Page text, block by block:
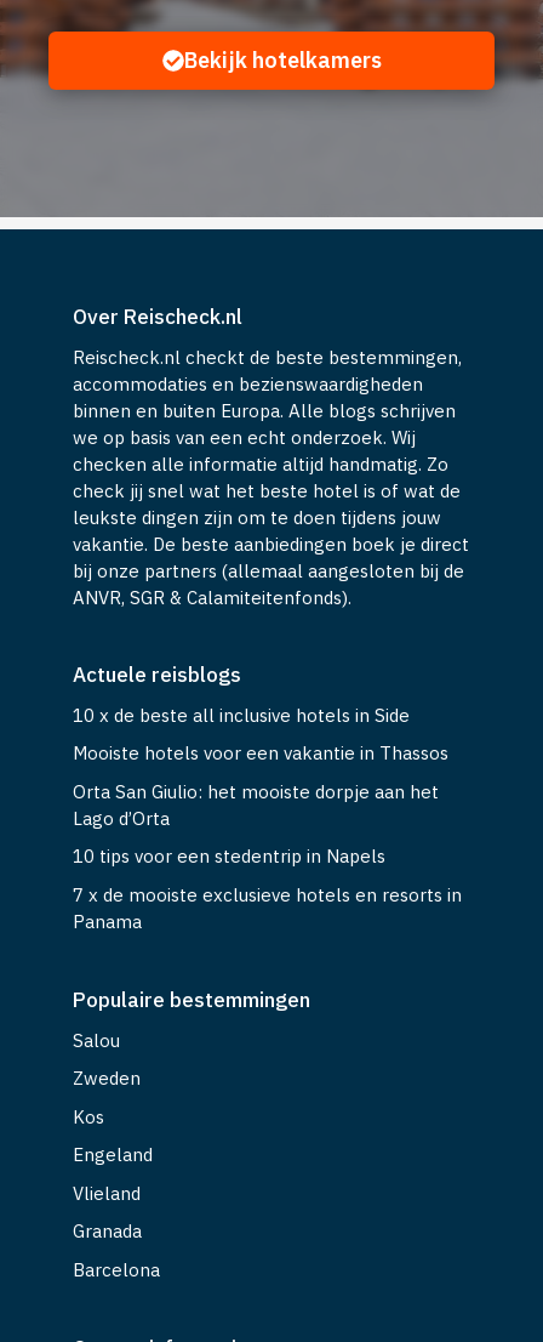
Bekijk hotelkamers
Over Reischeck.nl
Reischeck.nl checkt de beste bestemmingen,
accommodaties en bezienswaardigheden
binnen en buiten Europa. Alle blogs schrijven
we op basis van een echt onderzoek. Wij
checken alle informatie altijd handmatig. Zo
check jij snel wat het beste hotel is of wat de
leukste dingen zijn om te doen tijdens jouw
vakantie. De beste aanbiedingen boek je direct
bij onze partners (allemaal aangesloten bij de
ANVR, SGR & Calamiteitenfonds).
Actuele reisblogs
10 x de beste all inclusive hotels in Side
Mooiste hotels voor een vakantie in Thassos
Orta San Giulio: het mooiste dorpje aan het
Lago d’Orta
10 tips voor een stedentrip in Napels
7 x de mooiste exclusieve hotels en resorts in
Panama
Populaire bestemmingen
Salou
Zweden
Kos
Engeland
Vlieland
Granada
Barcelona